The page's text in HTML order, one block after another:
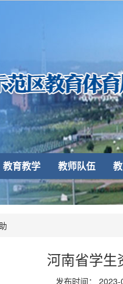
教育教学 教师队伍
河南省学生
发布时间： 2023-